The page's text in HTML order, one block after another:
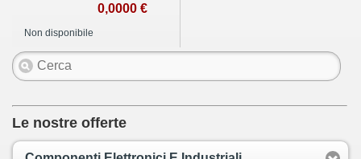
0,0000 €
Non disponibile
Le nostre offerte